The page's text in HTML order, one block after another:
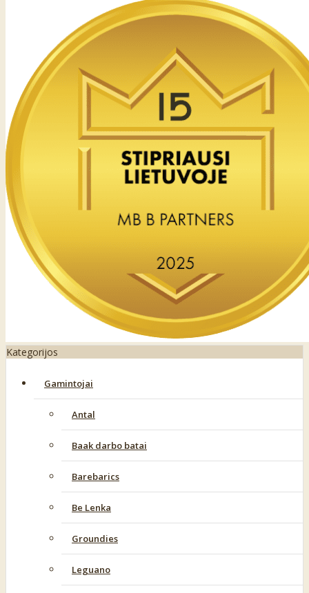
Kategorijos
Gamintojai
Antal
Baak darbo batai
Barebarics
Be Lenka
Groundies
Leguano